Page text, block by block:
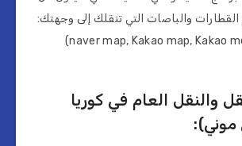
والباصات التي تنقلك إلى وجهتك:
والنقل العام في كوريا
موني):